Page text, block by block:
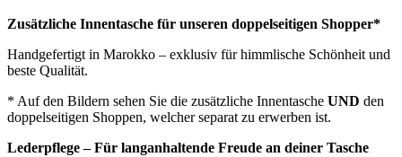
Zusätzliche Innentasche für unseren doppelseitigen Shopper*
Handgefertigt in Marokko – exklusiv für himmlische Schönheit und
beste Qualität.
* Auf den Bildern sehen Sie die zusätzliche Innentasche UND den
doppelseitigen Shoppen, welcher separat zu erwerben ist.
Lederpflege – Für langanhaltende Freude an deiner Tasche